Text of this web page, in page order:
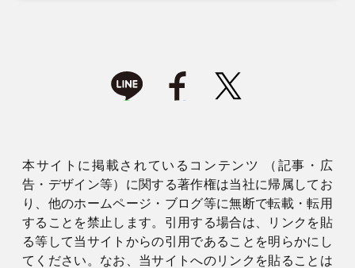
本サイトに掲載されているコンテンツ （記事・広
告・デザイン等）に関する著作権は当社に帰属してお
り、他のホームページ・ブログ等に無断で転載・転用
することを禁止します。引用する場合は、リンクを貼
る等して当サイトからの引用であることを明らかにし
てください。なお、当サイトへのリンクを貼ることは